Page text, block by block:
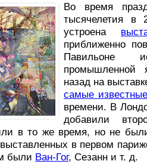
Во время
тысячелетия в
устроена
приближенно
Павильоне
назад на
самые
времени. В
добавили
в то же время, но не
в первом
были Ван-Гог, Сезанн и т. д.